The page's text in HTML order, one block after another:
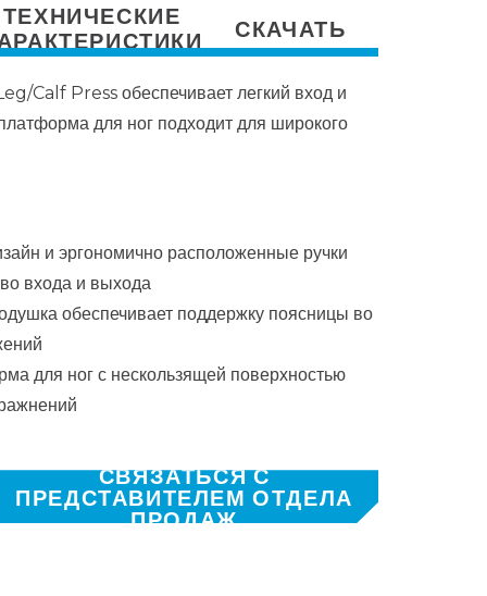
ТЕХНИЧЕСКИЕ
СКАЧАТЬ
Calf Press обеспечивает легкий вход и
для ног подходит для широкого
и эргономично расположенные ручки
входа и выхода
обеспечивает поддержку поясницы во
для ног с нескользящей поверхностью
СВЯЗАТЬСЯ С
ПРЕДСТАВИТЕЛЕМ ОТДЕЛА
ПРОДАЖ